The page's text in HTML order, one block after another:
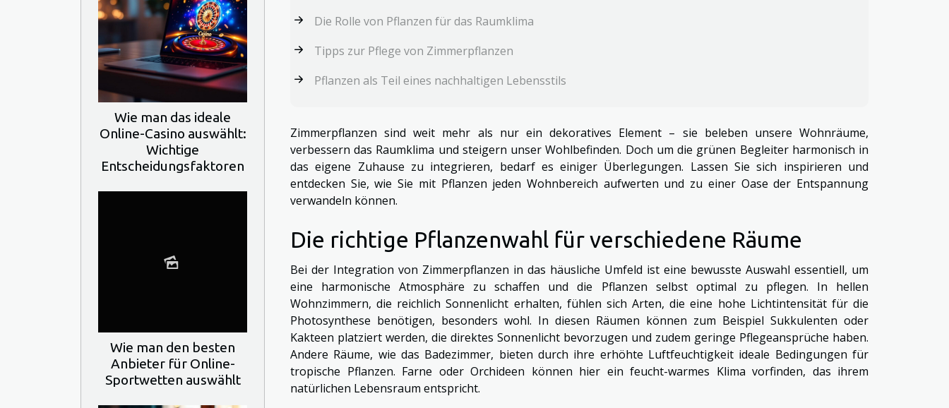
Wie man das ideale
Online-Casino auswählt:
Wichtige
Entscheidungsfaktoren
Wie man den besten
Anbieter für Online-
Sportwetten auswählt
Die Rolle von Pflanzen für das Raumklima
Tipps zur Pflege von Zimmerpflanzen
Pflanzen als Teil eines nachhaltigen Lebensstils
Zimmerpflanzen sind weit mehr als nur ein dekoratives Element – sie beleben unsere Wohnräume,
verbessern das Raumklima und steigern unser Wohlbefinden. Doch um die grünen Begleiter harmonisch in
das eigene Zuhause zu integrieren, bedarf es einiger Überlegungen. Lassen Sie sich inspirieren und
entdecken Sie, wie Sie mit Pflanzen jeden Wohnbereich aufwerten und zu einer Oase der Entspannung
verwandeln können.
Die richtige Pflanzenwahl für verschiedene Räume
Bei der Integration von Zimmerpflanzen in das häusliche Umfeld ist eine bewusste Auswahl essentiell, um
eine harmonische Atmosphäre zu schaffen und die Pflanzen selbst optimal zu pflegen. In hellen
Wohnzimmern, die reichlich Sonnenlicht erhalten, fühlen sich Arten, die eine hohe Lichtintensität für die
Photosynthese benötigen, besonders wohl. In diesen Räumen können zum Beispiel Sukkulenten oder
Kakteen platziert werden, die direktes Sonnenlicht bevorzugen und zudem geringe Pflegeansprüche haben.
Andere Räume, wie das Badezimmer, bieten durch ihre erhöhte Luftfeuchtigkeit ideale Bedingungen für
tropische Pflanzen. Farne oder Orchideen können hier ein feucht-warmes Klima vorfinden, das ihrem
natürlichen Lebensraum entspricht.